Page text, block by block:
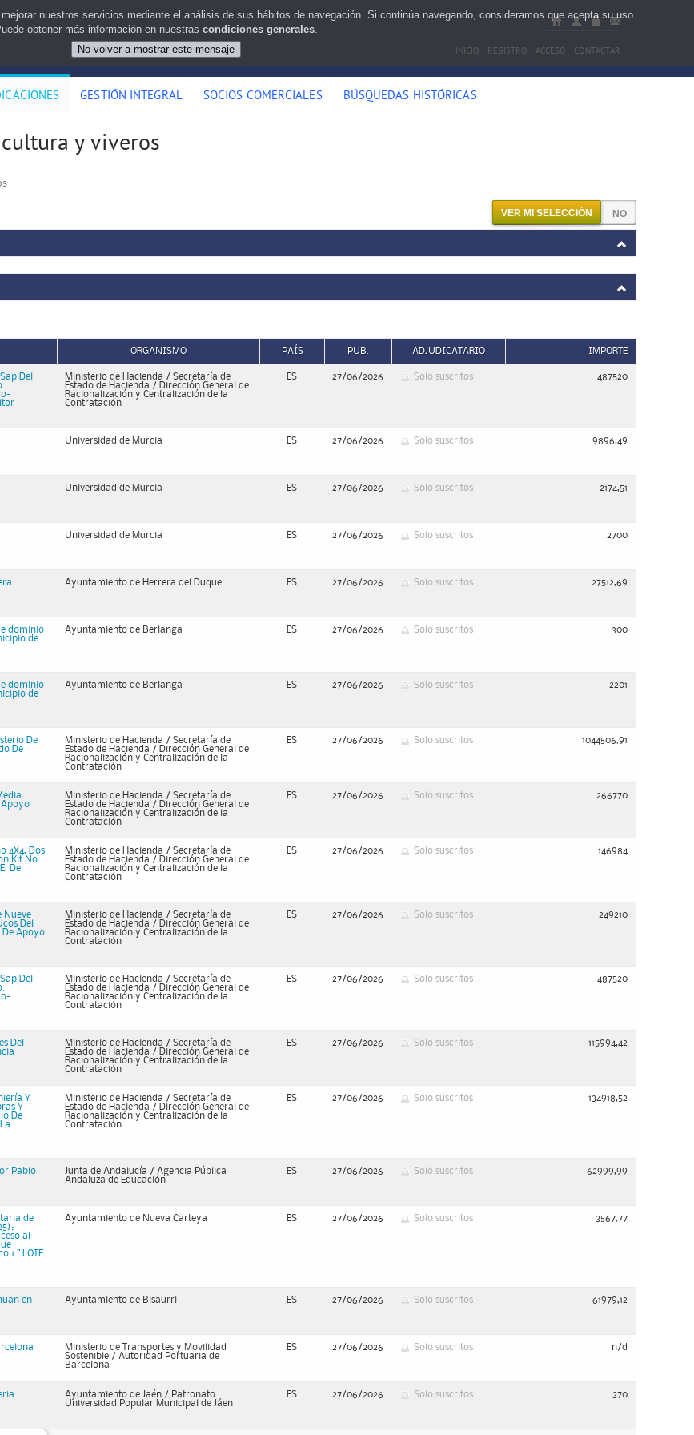
INICIO REGISTRO ACCESO CONTACTAR
GESTIÓN INTEGRAL SOCIOS COMERCIALES BÚSQUEDAS HISTÓRICAS
y viveros
VER MI SELECCIÓN
ORGANISMO PAÍS PUB. ADJUDICATARIO IMPORTE
Del
Ministerio de Hacienda / Secretaría de
Estado de Hacienda / Dirección General de
Racionalización y Centralización de la
Contratación
ES 27/06/2026 Solo suscritos 487520
Universidad de Murcia ES 27/06/2026 Solo suscritos 9896,49
Universidad de Murcia ES 27/06/2026 Solo suscritos 2174,51
Universidad de Murcia ES 27/06/2026 Solo suscritos 2700
Ayuntamiento de Herrera del Duque ES 27/06/2026 Solo suscritos 27512,69
dominio
de
Ayuntamiento de Berlanga ES 27/06/2026 Solo suscritos 300
dominio
de
Ayuntamiento de Berlanga ES 27/06/2026 Solo suscritos 2201
De
De
Ministerio de Hacienda / Secretaría de
Estado de Hacienda / Dirección General de
Racionalización y Centralización de la
Contratación
ES 27/06/2026 Solo suscritos 1044506,91
Apoyo
Ministerio de Hacienda / Secretaría de
Estado de Hacienda / Dirección General de
Racionalización y Centralización de la
Contratación
ES 27/06/2026 Solo suscritos 266770
4X4, Dos
Kit No
De
Ministerio de Hacienda / Secretaría de
Estado de Hacienda / Dirección General de
Racionalización y Centralización de la
Contratación
ES 27/06/2026 Solo suscritos 146984
Nueve
Del
De Apoyo
Ministerio de Hacienda / Secretaría de
Estado de Hacienda / Dirección General de
Racionalización y Centralización de la
Contratación
ES 27/06/2026 Solo suscritos 249210
Del
Ministerio de Hacienda / Secretaría de
Estado de Hacienda / Dirección General de
Racionalización y Centralización de la
Contratación
ES 27/06/2026 Solo suscritos 487520
Del
Ministerio de Hacienda / Secretaría de
Estado de Hacienda / Dirección General de
Racionalización y Centralización de la
Contratación
ES 27/06/2026 Solo suscritos 115994,42
Y
Y
De
Ministerio de Hacienda / Secretaría de
Estado de Hacienda / Dirección General de
Racionalización y Centralización de la
Contratación
ES 27/06/2026 Solo suscritos 134918,52
Pablo
Junta de Andalucía / Agencia Pública
Andaluza de Educación
ES 27/06/2026 Solo suscritos 62999,99
de
al
1.” LOTE
Ayuntamiento de Nueva Carteya ES 27/06/2026 Solo suscritos 3567,77
en
Ayuntamiento de Bisaurri ES 27/06/2026 Solo suscritos 61979,12
Ministerio de Transportes y Movilidad
Sostenible / Autoridad Portuaria de
Barcelona
ES 27/06/2026 Solo suscritos n/d
Ayuntamiento de Jaén / Patronato
Universidad Popular Municipal de Jáen
ES 27/06/2026 Solo suscritos 370
nuestros servicios mediante el análisis de sus hábitos de navegación. Si continúa navegando, consideramos que acepta su uso.
obtener más información en nuestras condiciones generales.